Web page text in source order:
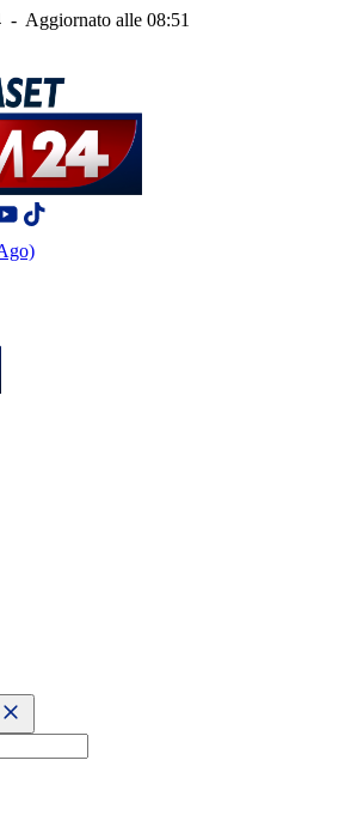
- Aggiornato alle 08:51